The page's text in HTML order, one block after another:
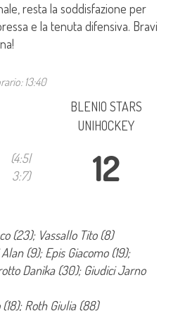
resta la soddisfazione per
e la tenuta difensiva. Bravi
13:40
BLENIO STARS
UNIHOCKEY
(4:5|
3:7)
12
(23); Vassallo Tito (8)
(9); Epis Giacomo (19);
Danìka (30); Giudici Jarno
Roth Giulia (88)